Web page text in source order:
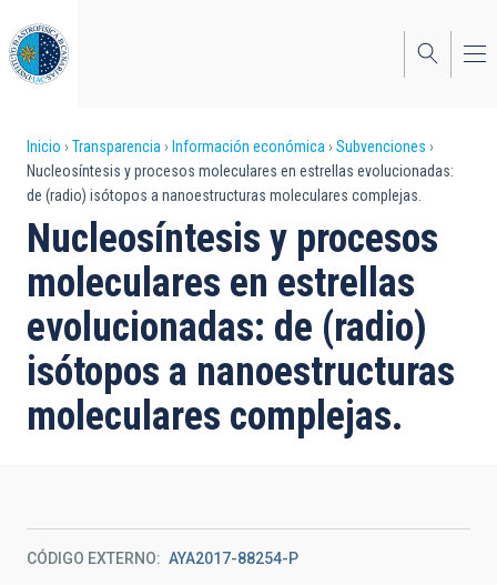
al
contenido
principal
Sobrescribir
enlaces
de
ayuda
a
la
navegación
Inicio Transparencia Información económica
Subvenciones
Nucleosíntesis y procesos moleculares en estrellas evolucionadas:
de (radio) isótopos a nanoestructuras moleculares complejas.
Nucleosíntesis y procesos
moleculares en estrellas
evolucionadas: de (radio)
isótopos a nanoestructuras
moleculares complejas.
CÓDIGO EXTERNO AYA2017-88254-P